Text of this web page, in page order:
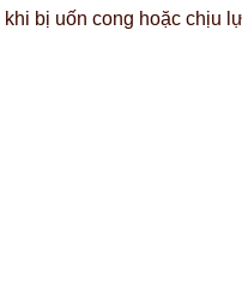
bị uốn cong hoặc chịu